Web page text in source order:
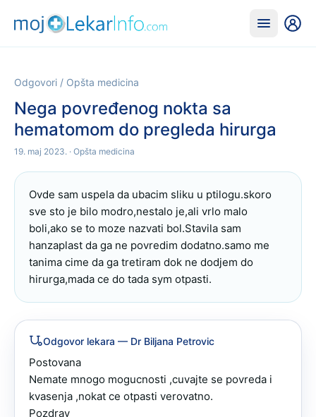
Odgovori / Opšta medicina
Nega povređenog nokta sa
hematomom do pregleda hirurga
19. maj 2023. · Opšta medicina
Ovde sam uspela da ubacim sliku u ptilogu.skoro
sve sto je bilo modro,nestalo je,ali vrlo malo
boli,ako se to moze nazvati bol.Stavila sam
hanzaplast da ga ne povredim dodatno.samo me
tanima cime da ga tretiram dok ne dodjem do
hirurga,mada ce do tada sym otpasti.
Odgovor lekara — Dr Biljana Petrovic
Postovana
Nemate mnogo mogucnosti ,cuvajte se povreda i
kvasenja ,nokat ce otpasti verovatno.
Pozdrav